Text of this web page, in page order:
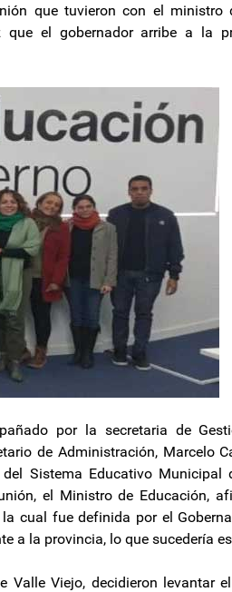
que tuvieron con el ministro
el gobernador arribe a la
por la secretaria de
de Administración, Marcelo
Sistema Educativo Municipal
el Ministro de Educación,
cual fue definida por el
a la provincia, lo que sucedería
Valle Viejo, decidieron levantar